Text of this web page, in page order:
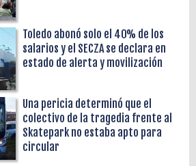
Toledo abonó solo el 40% de los
salarios y el SECZA se declara en
estado de alerta y movilización
Una pericia determinó que el
colectivo de la tragedia frente al
Skatepark no estaba apto para
circular